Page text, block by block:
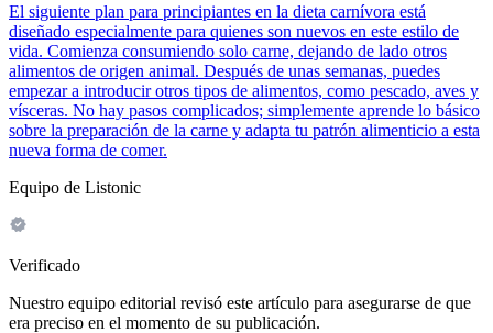
El siguiente plan para principiantes en la dieta carnívora está
diseñado especialmente para quienes son nuevos en este estilo de
vida. Comienza consumiendo solo carne, dejando de lado otros
alimentos de origen animal. Después de unas semanas, puedes
empezar a introducir otros tipos de alimentos, como pescado, aves y
vísceras. No hay pasos complicados; simplemente aprende lo básico
sobre la preparación de la carne y adapta tu patrón alimenticio a esta
nueva forma de comer.
Equipo de Listonic
Verificado
Nuestro equipo editorial revisó este artículo para asegurarse de que
era preciso en el momento de su publicación.